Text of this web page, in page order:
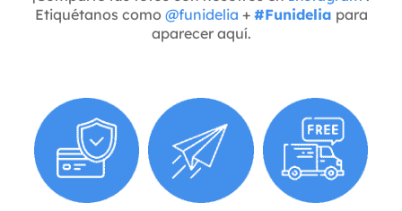
Etiquétanos como @funidelia + #Funidelia para
aparecer aquí.